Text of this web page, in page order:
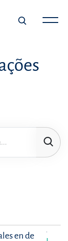
×
en derecho